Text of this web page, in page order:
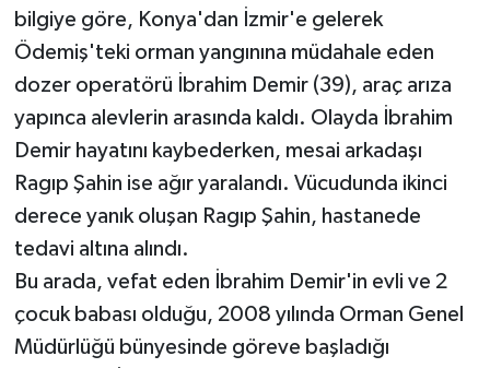
bilgiye göre, Konya'dan İzmir'e gelerek
Ödemiş'teki orman yangınına müdahale eden
dozer operatörü İbrahim Demir (39), araç arıza
yapınca alevlerin arasında kaldı. Olayda İbrahim
Demir hayatını kaybederken, mesai arkadaşı
Ragıp Şahin ise ağır yaralandı. Vücudunda ikinci
derece yanık oluşan Ragıp Şahin, hastanede
tedavi altına alındı.
Bu arada, vefat eden İbrahim Demir'in evli ve 2
çocuk babası olduğu, 2008 yılında Orman Genel
Müdürlüğü bünyesinde göreve başladığı